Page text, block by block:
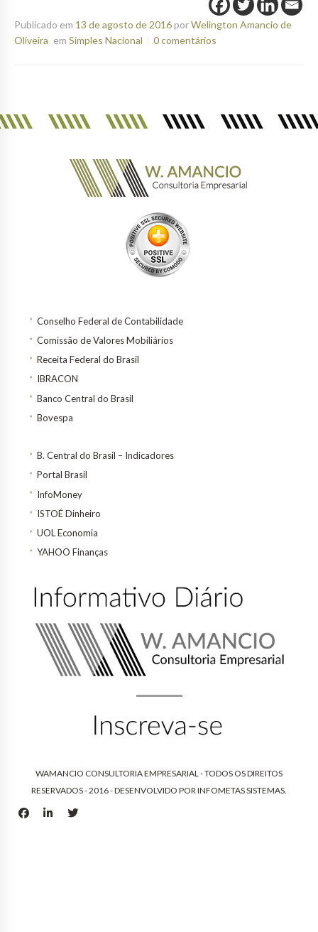
Publicado em 13 de agosto de 2016porWelington Amancio de
Oliveira em Simples Nacional 0 comentários
Conselho Federal de Contabilidade
Comissão de Valores Mobiliários
Receita Federal do Brasil
IBRACON
Banco Central do Brasil
Bovespa
B. Central do Brasil – Indicadores
Portal Brasil
InfoMoney
ISTOÉ Dinheiro
UOL Economia
YAHOO Finanças
WAMANCIO CONSULTORIA EMPRESARIAL - TODOS OS DIREITOS
RESERVADOS - 2016 - DESENVOLVIDO POR INFOMETAS SISTEMAS